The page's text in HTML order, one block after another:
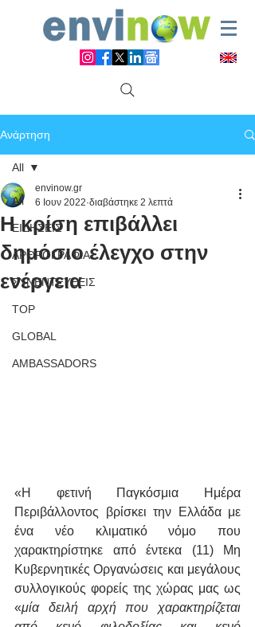
Ανάρτηση
All
ΕΙΔΗΣΕΙΣ
ΑΡΘΡΟΓΡΑΦΙΑ
ΣΥΝΕΝΤΕΥΞΕΙΣ
TOP
GLOBAL
AMBASSADORS
All
Η κρίση επιβάλλει
δημόσιο έλεγχο στην
ενέργεια
envinow.gr
6 Ιουν 2022 διαβάστηκε 2 λεπτά
«Η φετινή Παγκόσμια Ημέρα
Περιβάλλοντος βρίσκει την Ελλάδα με
ένα νέο κλιματικό νόμο που
χαρακτηρίστηκε από έντεκα (11) Μη
Κυβερνητικές Οργανώσεις και μεγάλους
συλλογικούς φορείς της χώρας μας ως
«μία δειλή αρχή που χαρακτηρίζεται